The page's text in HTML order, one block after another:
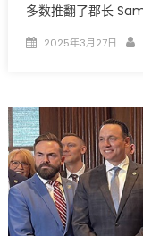
多数推翻了郡长
Posted
2025年3月27日